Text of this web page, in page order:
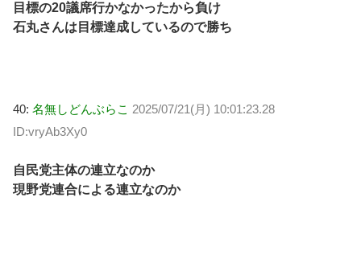
目標の20議席行かなかったから負け
石丸さんは目標達成しているので勝ち
40: 名無しどんぶらこ 2025/07/21(月) 10:01:23.28
ID:vryAb3Xy0
自民党主体の連立なのか
現野党連合による連立なのか